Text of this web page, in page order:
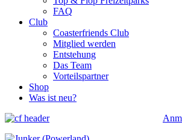
FAQ
Club
Coasterfriends Club
Mitglied werden
Entstehung
Das Team
Vorteilspartner
Shop
Was ist neu?